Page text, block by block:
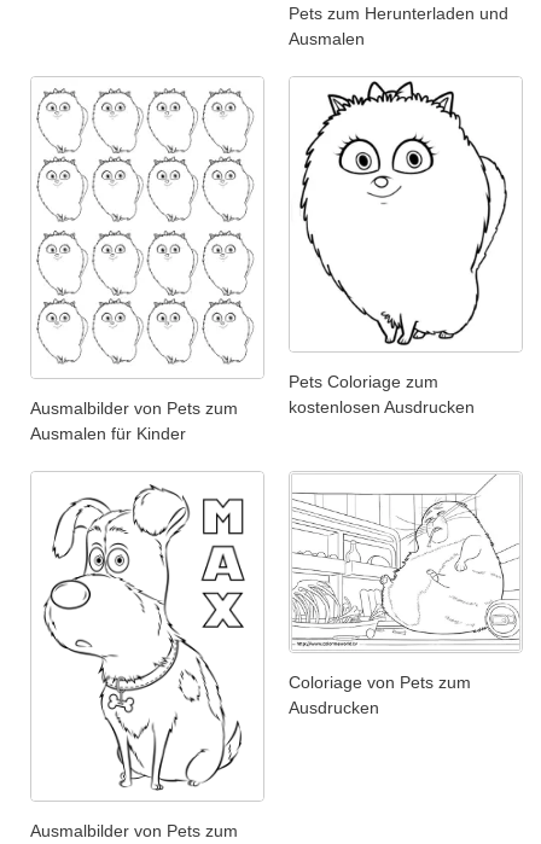
Pets zum Herunterladen und
Ausmalen
Ausmalbilder von Pets zum
Ausmalen für Kinder
Pets Coloriage zum
kostenlosen Ausdrucken
Ausmalbilder von Pets zum
Coloriage von Pets zum
Ausdrucken